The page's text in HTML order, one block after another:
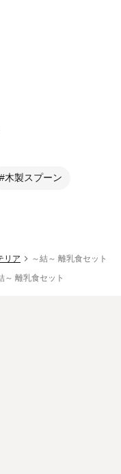
#木製スプーン
リア
～結～ 離乳食セット
～ 離乳食セット